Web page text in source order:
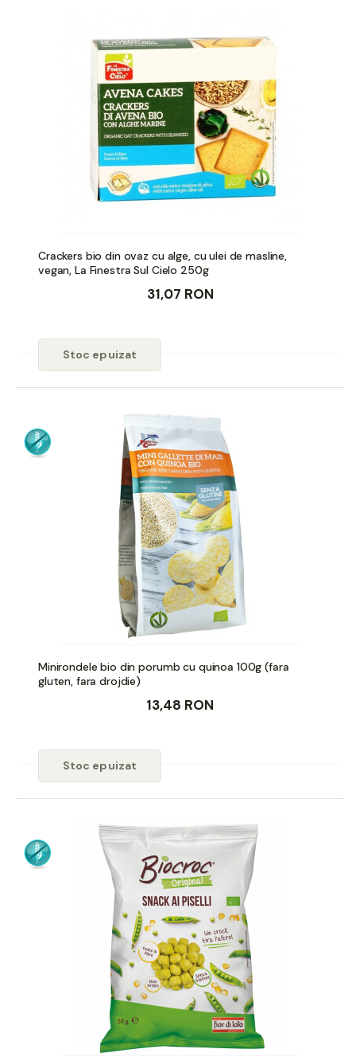
Crackers bio din ovaz cu alge, cu ulei de masline,
vegan, La Finestra Sul Cielo 250g
31,07 RON
Stoc epuizat
Minirondele bio din porumb cu quinoa 100g (fara
gluten, fara drojdie)
13,48 RON
Stoc epuizat